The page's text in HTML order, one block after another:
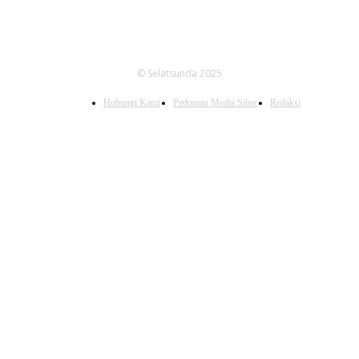
© Selatsunda 2025
Hubungi Kami Pedoman Media Siber Redaksi